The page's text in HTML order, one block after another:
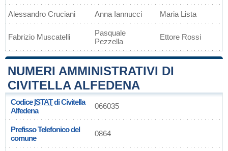
Alessandro Cruciani Anna Iannucci Maria Lista
Fabrizio Muscatelli
Pasquale
Pezzella
Ettore Rossi
NUMERI AMMINISTRATIVI DI
CIVITELLA ALFEDENA
CodiceISTATdi Civitella
Alfedena
066035
Prefisso Telefonico del
comune
0864